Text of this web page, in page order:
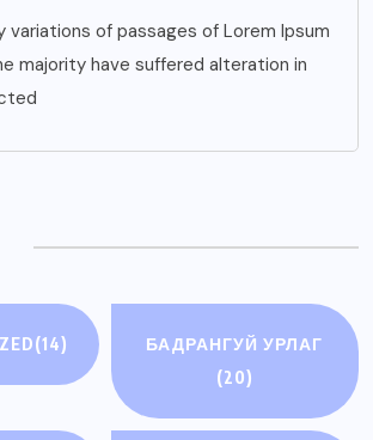
variations of passages of Lorem Ipsum
majority have suffered alteration in
(14)
БАДРАНГУЙ УРЛАГ
(20)